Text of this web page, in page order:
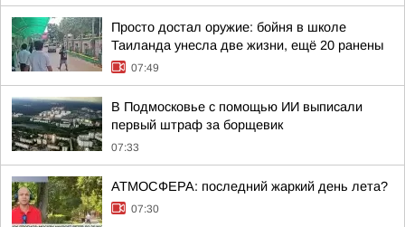
Просто достал оружие: бойня в школе
Таиланда унесла две жизни, ещё 20 ранены
07:49
В Подмосковье с помощью ИИ выписали
первый штраф за борщевик
07:33
АТМОСФЕРА: последний жаркий день лета?
07:30